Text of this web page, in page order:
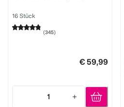
16 Stück
(345)
€ 59,99
1
Quantity: 1